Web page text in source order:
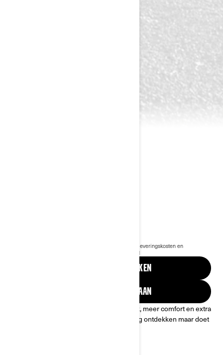
De vanafprijs is inclusief BTW, maar exclusief BPM, leveringskosten en
*Can-Am Spyder RT Limited afgebeeld
AANBIEDINGEN BEKIJKEN
VRAAG EEN OFFERTE AAN
Met de Spyder RT, met een moderne look, meer comfort en extra
bergruimte, kun je niet alleen de open weg ontdekken maar doet